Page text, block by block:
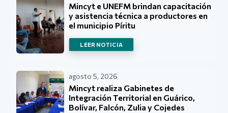
Mincyt e UNEFM brindan capacitación
y asistencia técnica a productores en
el municipio Píritu
LEER NOTICIA
agosto 5, 2026
Mincyt realiza Gabinetes de
Integración Territorial en Guárico,
Bolívar, Falcón, Zulia y Cojedes